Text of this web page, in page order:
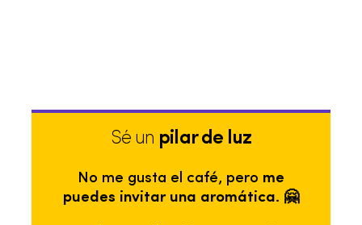
Sé un pilar de luz
No me gusta el café, pero me
puedes invitar una aromática. 🤗